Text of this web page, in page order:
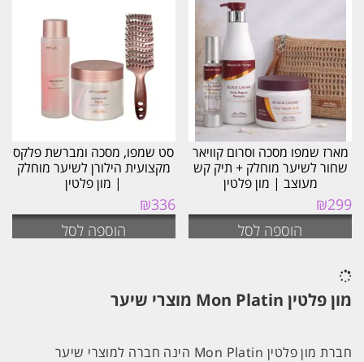
מארז שמפו מסכה וסרום קוויאר
שחור לשיער מוחלק + תיק קש
מעוצב | מון פלטין
₪299
הוספה לסל
סט שמפו, מסכה ומברשת פלקס
מקצועית הילורן לשיער מוחלק
| מון פלטין
₪336
הוספה לסל
מון פלטין Mon Platin מוצרי שיער
חברת מון פלטין Mon Platin הינה חברה למוצרי שיער